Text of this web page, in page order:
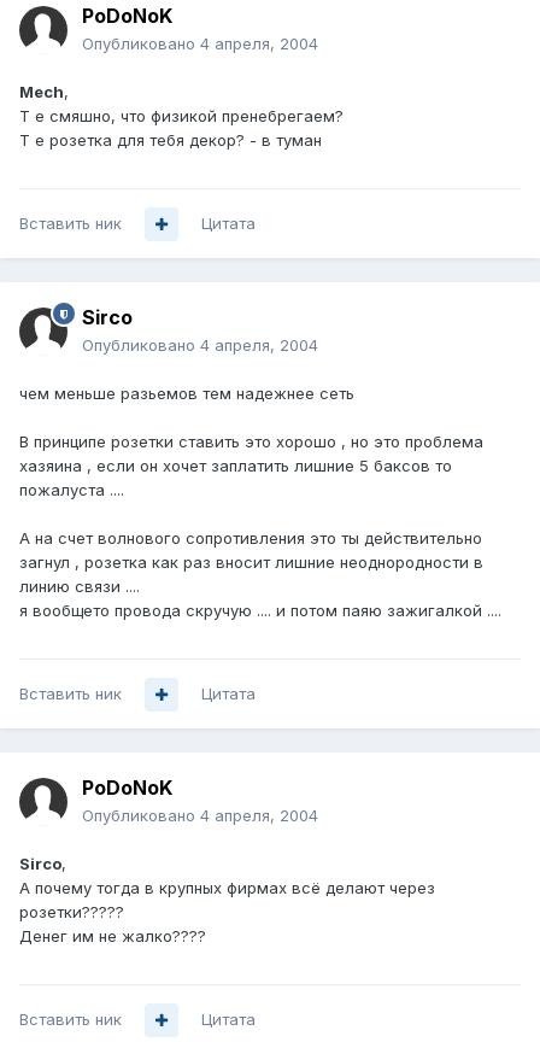
PoDoNoK
Опубликовано 4 апреля, 2004
Mech,
Т е смяшно, что физикой пренебрегаем?
Т е розетка для тебя декор? - в туман
Вставить ник Цитата
Sirco
Опубликовано 4 апреля, 2004
чем меньше разьемов тем надежнее сеть
В принципе розетки ставить это хорошо , но это проблема
хазяина , если он хочет заплатить лишние 5 баксов то
пожалуста ....
А на счет волнового сопротивления это ты действительно
загнул , розетка как раз вносит лишние неоднородности в
линию связи ....
я вообщето провода скручую .... и потом паяю зажигалкой ....
Вставить ник Цитата
PoDoNoK
Опубликовано 4 апреля, 2004
Sirco,
А почему тогда в крупных фирмах всё делают через
розетки?????
Денег им не жалко????
Вставить ник Цитата